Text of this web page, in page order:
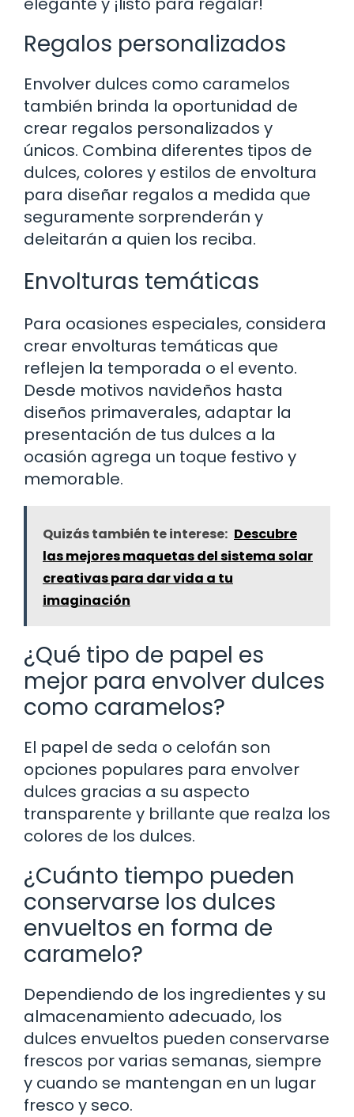
Regalos personalizados
Envolver dulces como caramelos
también brinda la oportunidad de
crear regalos personalizados y
únicos. Combina diferentes tipos de
dulces, colores y estilos de envoltura
para diseñar regalos a medida que
seguramente sorprenderán y
deleitarán a quien los reciba.
Envolturas temáticas
Para ocasiones especiales, considera
crear envolturas temáticas que
reflejen la temporada o el evento.
Desde motivos navideños hasta
diseños primaverales, adaptar la
presentación de tus dulces a la
ocasión agrega un toque festivo y
memorable.
Quizás también te interese: Descubre
las mejores maquetas del sistema solar
creativas para dar vida a tu
imaginación
¿Qué tipo de papel es
mejor para envolver dulces
como caramelos?
El papel de seda o celofán son
opciones populares para envolver
dulces gracias a su aspecto
transparente y brillante que realza los
colores de los dulces.
¿Cuánto tiempo pueden
conservarse los dulces
envueltos en forma de
caramelo?
Dependiendo de los ingredientes y su
almacenamiento adecuado, los
dulces envueltos pueden conservarse
frescos por varias semanas, siempre
y cuando se mantengan en un lugar
fresco y seco.